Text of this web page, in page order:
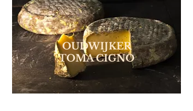
OUDWIJKER
TOMA CIGNO